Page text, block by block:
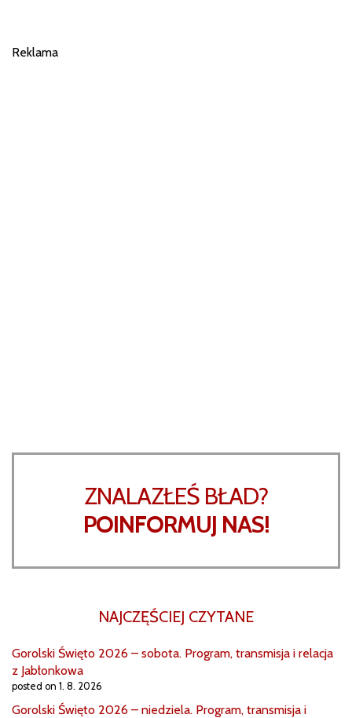
Reklama
ZNALAZŁEŚ BŁAD?
POINFORMUJ NAS!
NAJCZĘŚCIEJ CZYTANE
Gorolski Święto 2026 – sobota. Program, transmisja i relacja
z Jabłonkowa
posted on 1. 8. 2026
Gorolski Święto 2026 – niedziela. Program, transmisja i